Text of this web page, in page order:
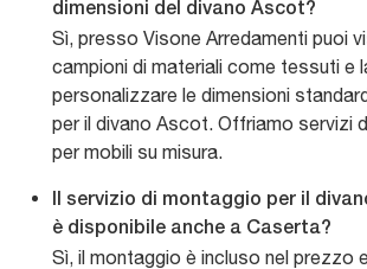
dimensioni del divano Ascot?
Sì, presso Visone Arredamenti puoi
campioni di materiali come tessuti e
personalizzare le dimensioni
per il divano Ascot. Offriamo servizi
per mobili su misura.
Il servizio di montaggio per il
è disponibile anche a Caserta?
Sì, il montaggio è incluso nel prezzo